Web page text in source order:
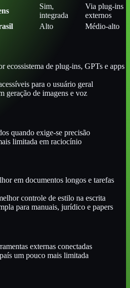
Sim,
integrada
Via plug-ins
externos
Alto Médio-alto
ecossistema de plug-ins, GPTs e apps
para o usuário geral
geração de imagens e voz
quando exige-se precisão
limitada em raciocínio
em documentos longos e tarefas
controle de estilo na escrita
para manuais, jurídico e papers
externas conectadas
um pouco mais limitada